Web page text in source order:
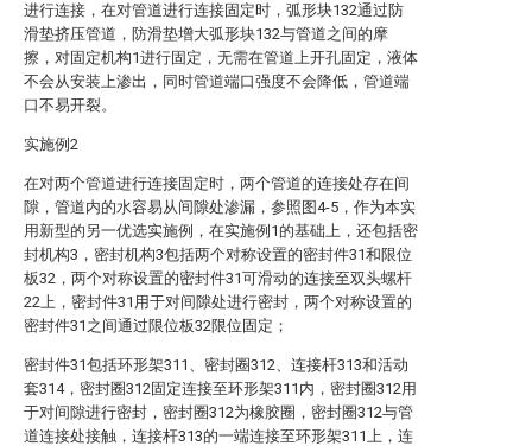
进行连接，在对管道进行连接固定时，弧形块132通过防
滑垫挤压管道，防滑垫增大弧形块132与管道之间的摩
擦，对固定机构1进行固定，无需在管道上开孔固定，液体
不会从安装上渗出，同时管道端口强度不会降低，管道端
口不易开裂。
实施例2
在对两个管道进行连接固定时，两个管道的连接处存在间
隙，管道内的水容易从间隙处渗漏，参照图4-5，作为本实
用新型的另一优选实施例，在实施例1的基础上，还包括密
封机构3，密封机构3包括两个对称设置的密封件31和限位
板32，两个对称设置的密封件31可滑动的连接至双头螺杆
22上，密封件31用于对间隙处进行密封，两个对称设置的
密封件31之间通过限位板32限位固定；
密封件31包括环形架311、密封圈312、连接杆313和活动
套314，密封圈312固定连接至环形架311内，密封圈312用
于对间隙进行密封，密封圈312为橡胶圈，密封圈312与管
道连接处接触，连接杆313的一端连接至环形架311上，连